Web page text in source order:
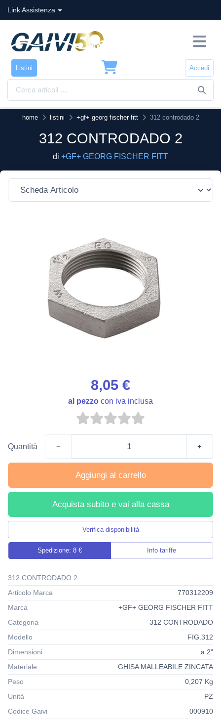
Link Assistenza
Listini Accedi
home listini +gf+ georg fischer fitt 312 controdado 2
312 CONTRODADO 2
di +GF+ GEORG FISCHER FITT
8,05 €
al pezzo con iva inclusa
Quantità − +
Aggiungi al carrello
Acquista subito e vai alla cassa
Verifica disponibilità
Spedizione: 8 € Info tariffe
312 CONTRODADO 2
Articolo Marca
770312209
Marca
+GF+ GEORG FISCHER FITT
Categoria
312 CONTRODADO
Modello
FIG.312
Dimensioni
ø 2"
Materiale
GHISA MALLEABILE ZINCATA
Peso
0,207 Kg
Unità
PZ
Codice Gaivi
000910